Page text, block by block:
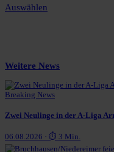
Auswählen
Weitere News
Breaking News
Zwei Neulinge in der A-Liga
06.08.2026 · ⏱ 3 Min.